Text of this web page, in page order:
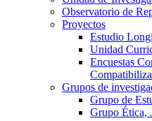
Observatorio de
Proyectos
Estudio
Unidad
Encuestas
Grupos de
Grupo de
Grupo Ética,